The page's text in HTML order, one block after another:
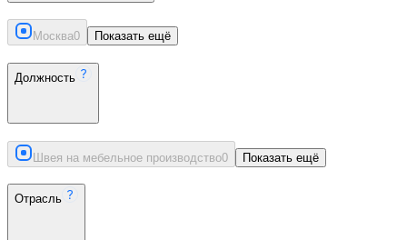
Москва0 Показать ещё
Должность
Швея на мебельное производство0 Показать ещё
Отрасль